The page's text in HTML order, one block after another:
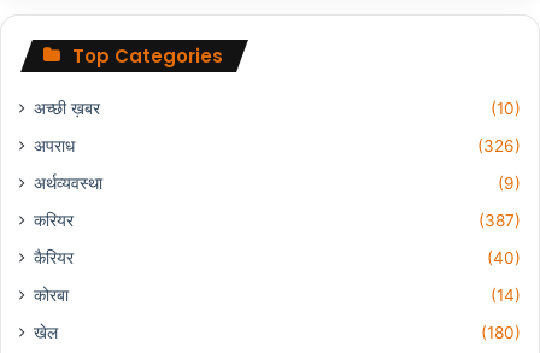
Top Categories
अच्छी ख़बर
(10)
अपराध
(326)
अर्थव्यवस्था
(9)
करियर
(387)
कैरियर
(40)
कोरबा
(14)
खेल
(180)